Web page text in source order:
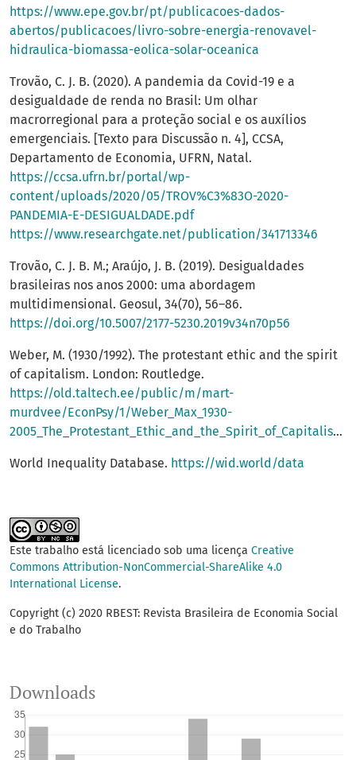
https://www.epe.gov.br/pt/publicacoes-dados-
abertos/publicacoes/livro-sobre-energia-renovavel-
hidraulica-biomassa-eolica-solar-oceanica
Trovão, C. J. B. (2020). A pandemia da Covid-19 e a
desigualdade de renda no Brasil: Um olhar
macrorregional para a proteção social e os auxílios
emergenciais. [Texto para Discussão n. 4], CCSA,
Departamento de Economia, UFRN, Natal.
https://ccsa.ufrn.br/portal/wp-
content/uploads/2020/05/TROV%C3%83O-2020-
PANDEMIA-E-DESIGUALDADE.pdf
https://www.researchgate.net/publication/341713346
Trovão, C. J. B. M.; Araújo, J. B. (2019). Desigualdades
brasileiras nos anos 2000: uma abordagem
multidimensional. Geosul, 34(70), 56–86.
https://doi.org/10.5007/2177-5230.2019v34n70p56
Weber, M. (1930/1992). The protestant ethic and the spirit
of capitalism. London: Routledge.
https://old.taltech.ee/public/m/mart-
murdvee/EconPsy/1/Weber_Max_1930-
2005_The_Protestant_Ethic_and_the_Spirit_of_Capitalism.pdf
World Inequality Database. https://wid.world/data
Este trabalho está licenciado sob uma licença Creative
Commons Attribution-NonCommercial-ShareAlike 4.0
International License.
Copyright (c) 2020 RBEST: Revista Brasileira de Economia Social
e do Trabalho
Downloads